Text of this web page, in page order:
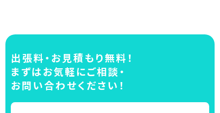
出張料・お見積もり無料！
まずはお気軽にご相談・
お問い合わせください！